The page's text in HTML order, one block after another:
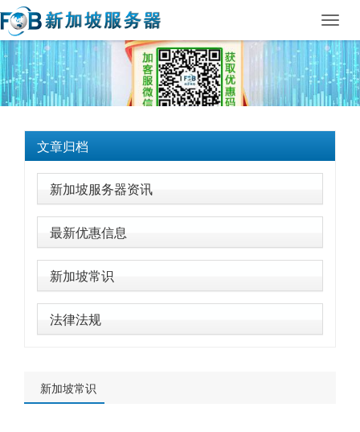
文章归档
新加坡服务器资讯
最新优惠信息
新加坡常识
法律法规
新加坡常识